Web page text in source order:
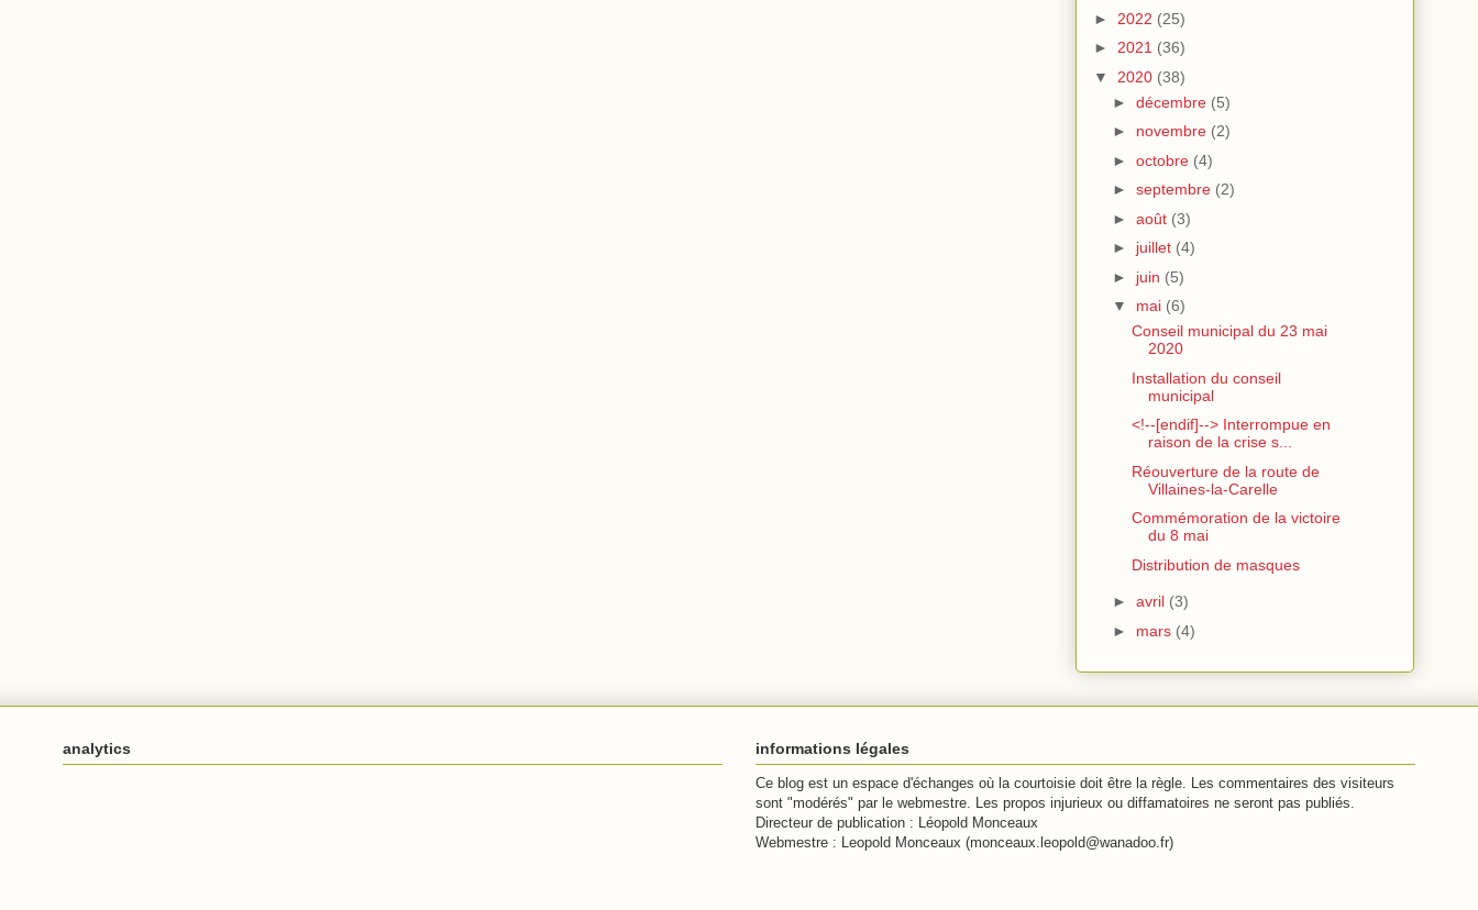
► 2022 (25)
► 2021 (36)
▼ 2020 (38)
► décembre (5)
► novembre (2)
► octobre (4)
► septembre (2)
► août (3)
► juillet (4)
► juin (5)
▼ mai (6)
Conseil municipal du 23 mai
2020
Installation du conseil
municipal
<!--[endif]--> Interrompue en
raison de la crise s...
Réouverture de la route de
Villaines-la-Carelle
Commémoration de la victoire
du 8 mai
Distribution de masques
► avril (3)
► mars (4)
analytics informations légales
Ce blog est un espace d'échanges où la courtoisie doit être la règle. Les commentaires des visiteurs
sont "modérés" par le webmestre. Les propos injurieux ou diffamatoires ne seront pas publiés.
Directeur de publication : Léopold Monceaux
Webmestre : Leopold Monceaux (monceaux.leopold@wanadoo.fr)